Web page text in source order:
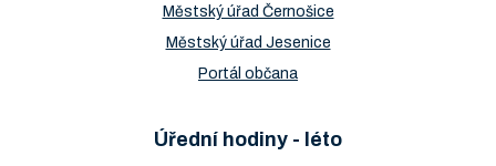
Městský úřad Černošice
Městský úřad Jesenice
Portál občana
Úřední hodiny - léto